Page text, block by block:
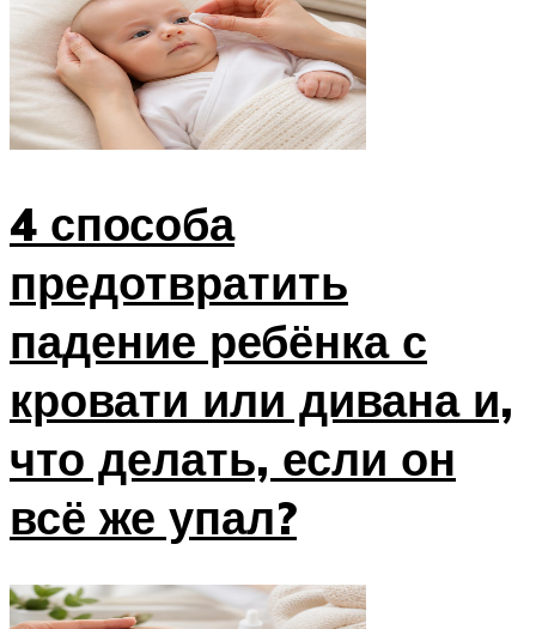
4 способа
предотвратить
падение ребёнка с
кровати или дивана и,
что делать, если он
всё же упал?